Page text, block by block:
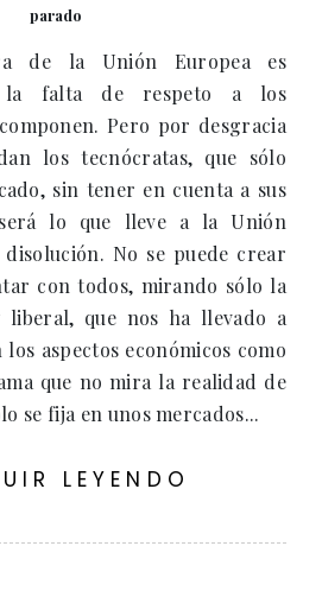
parado
de la Unión Europea es
la falta de respeto a los
Pero por desgracia
los tecnócratas, que sólo
sin tener en cuenta a sus
será lo que lleve a la Unión
No se puede crear
con todos, mirando sólo la
liberal, que nos ha llevado a
aspectos económicos como
que no mira la realidad de
se fija en unos mercados...
LEYENDO